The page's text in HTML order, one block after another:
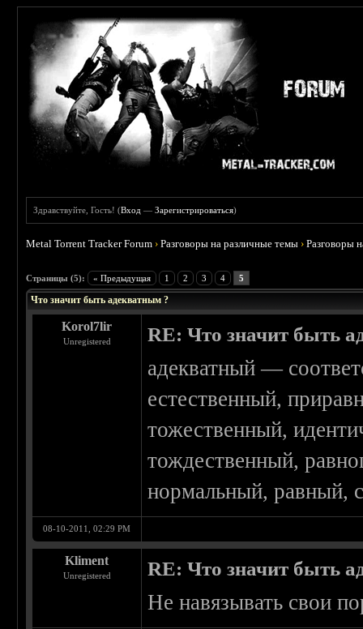
Здравствуйте, Гость! (Вход —Зарегистрироваться)
Metal Torrent Tracker Forum ›Разговоры на различные темы ›Разговоры
Страницы (5): « Предыдущая 1 2 3 4 5
Что значит быть адекватным ?
Korol7lir
Unregistered RE: Что значит быть
адекватный —
естественный,
тожественный,
тождественный,
нормальный,
08-10-2011, 02:29 PM
Kliment
Unregistered RE: Что значит быть
Не навязывать свои